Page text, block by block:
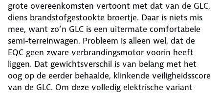
grote overeenkomsten vertoont met dat van de GLC,
diens brandstofgestookte broertje. Daar is niets mis
mee, want zo’n GLC is een uitermate comfortabele
semi-terreinwagen. Probleem is alleen wel, dat de
EQC geen zware verbrandingsmotor voorin heeft
liggen. Dat gewichtsverschil is van belang met het
oog op de eerder behaalde, klinkende veiligheidsscore
van de GLC. Om deze volledig elektrische variant